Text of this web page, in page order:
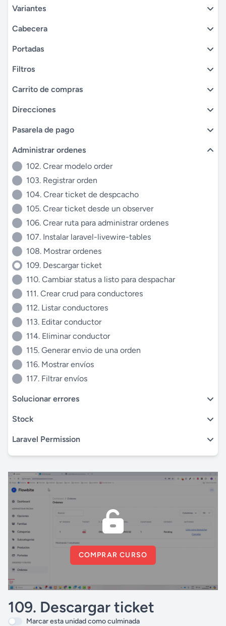
COMPRAR CURSO
109. Descargar ticket
Marcar esta unidad como culminada
Variantes
Cabecera
Portadas
Filtros
Carrito de compras
Direcciones
Pasarela de pago
Administrar ordenes
102. Crear modelo order
103. Registrar orden
104. Crear ticket de despcacho
105. Crear ticket desde un observer
106. Crear ruta para administrar ordenes
107. Instalar laravel-livewire-tables
108. Mostrar ordenes
109. Descargar ticket
110. Cambiar status a listo para despachar
111. Crear crud para conductores
112. Listar conductores
113. Editar conductor
114. Eliminar conductor
115. Generar envio de una orden
116. Mostrar envíos
117. Filtrar envíos
Solucionar errores
Stock
Laravel Permission